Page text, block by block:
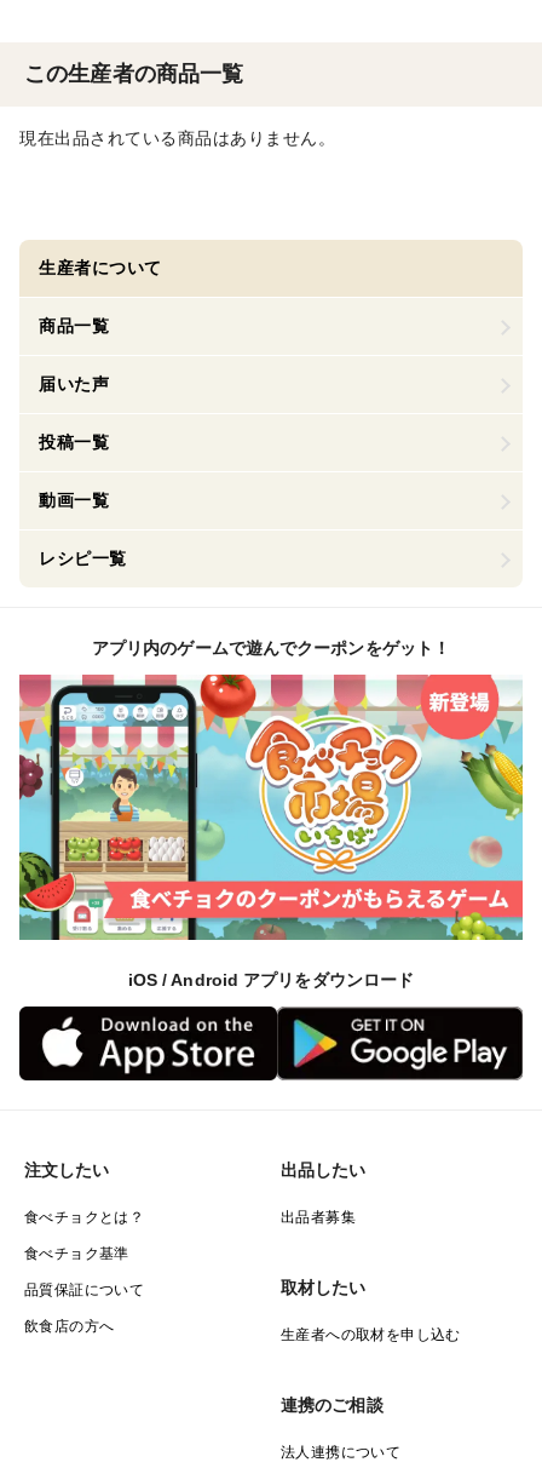
この生産者の商品一覧
現在出品されている商品はありません。
生産者について
商品一覧
届いた声
投稿一覧
動画一覧
レシピ一覧
アプリ内のゲームで遊んでクーポンをゲット！
iOS / Android アプリをダウンロード
注文したい
食べチョクとは？
食べチョク基準
品質保証について
飲食店の方へ
出品したい
出品者募集
取材したい
生産者への取材を申し込む
連携のご相談
法人連携について